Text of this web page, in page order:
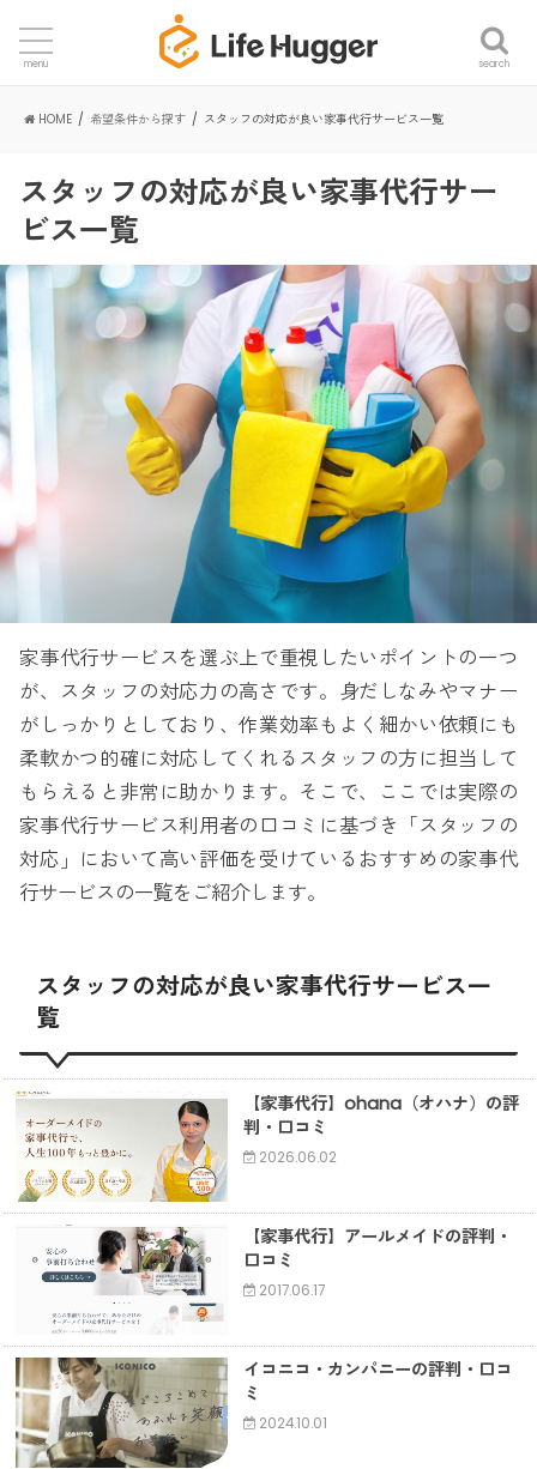
search
menu
HOME 希望条件から探す スタッフの対応が良い家事代行サービス一覧
スタッフの対応が良い家事代行サー
ビス一覧
家事代行サービスを選ぶ上で重視したいポイントの一つ
が、スタッフの対応力の高さです。身だしなみやマナー
がしっかりとしており、作業効率もよく細かい依頼にも
柔軟かつ的確に対応してくれるスタッフの方に担当して
もらえると非常に助かります。そこで、ここでは実際の
家事代行サービス利用者の口コミに基づき「スタッフの
対応」において高い評価を受けているおすすめの家事代
行サービスの一覧をご紹介します。
スタッフの対応が良い家事代行サービス一
覧
【家事代行】ohana（オハナ）の評
判・口コミ
2026.06.02
【家事代行】アールメイドの評判・
口コミ
2017.06.17
イコニコ・カンパニーの評判・口コ
ミ
2024.10.01